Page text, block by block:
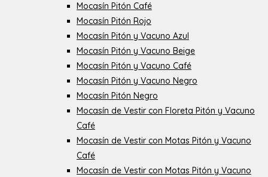
Mocasín Pitón Café
Mocasín Pitón Rojo
Mocasín Pitón y Vacuno Azul
Mocasín Pitón y Vacuno Beige
Mocasín Pitón y Vacuno Café
Mocasín Pitón y Vacuno Negro
Mocasín Pitón Negro
Mocasín de Vestir con Floreta Pitón y Vacuno
Café
Mocasín de Vestir con Motas Pitón y Vacuno
Café
Mocasín de Vestir con Motas Pitón y Vacuno